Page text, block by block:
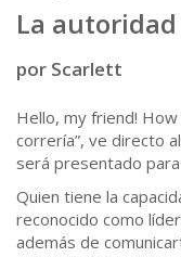
La
por Scarlett
Hello, my friend! How
correría”, ve directo
será presentado
Quien tiene la
reconocido como
además de